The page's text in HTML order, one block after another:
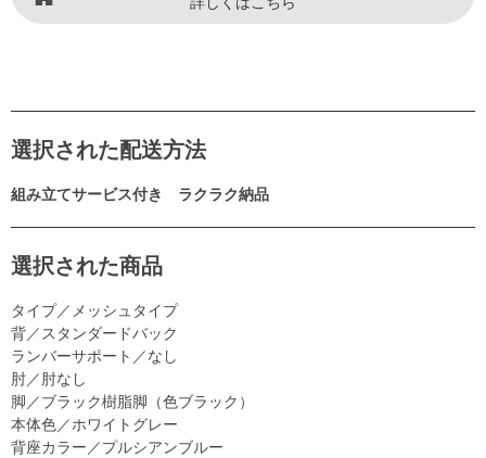
選択された配送方法
組み立てサービス付き ラクラク納品
選択された商品
タイプ／メッシュタイプ
背／スタンダードバック
ランバーサポート／なし
肘／肘なし
脚／ブラック樹脂脚（色ブラック）
本体色／ホワイトグレー
背座カラー／プルシアンブルー